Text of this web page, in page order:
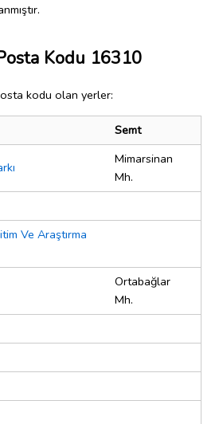
Kodu 16310
kodu olan yerler:
Semt
Mimarsinan
Mh.
Ve Araştırma
Ortabağlar
Mh.